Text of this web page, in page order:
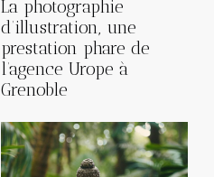
La photographie
d’illustration, une
prestation phare de
l’agence Urope à
Grenoble